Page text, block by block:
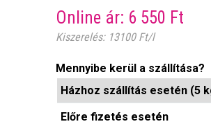
Online ár: 6 550 Ft
Kiszerelés: 13100 Ft/l
Mennyibe kerül a szállítása?
Házhoz szállítás esetén (5
Előre fizetés esetén